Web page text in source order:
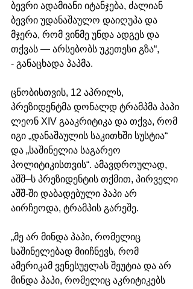
ბევრი ადამიანი იტანჯება, ძალიან
ბევრი უდანაშაულო დაიღუპა და
მჯერა, რომ ვინმე უნდა ადგეს და
თქვას — არსებობს უკეთესი გზა“,
- განაცხადა პაპმა.
ცნობისთვის, 12 აპრილს,
პრეზიდენტმა დონალდ ტრამპმა პაპი
ლეონ XIV გააკრიტიკა და თქვა, რომ
იგი „დანაშაულის საკითხში სუსტია“
და „საშინელია საგარეო
პოლიტიკისთვის“. ამავდროულად,
აშშ–ს პრეზიდენტის თქმით, პირველი
აშშ-ში დაბადებული პაპი არ
აირჩეოდა, ტრამპის გარეშე.
„მე არ მინდა პაპი, რომელიც
საშინელებად მიიჩნევს, რომ
ამერიკამ ვენესუელას შეუტია და არ
მინდა პაპი, რომელიც აკრიტიკებს